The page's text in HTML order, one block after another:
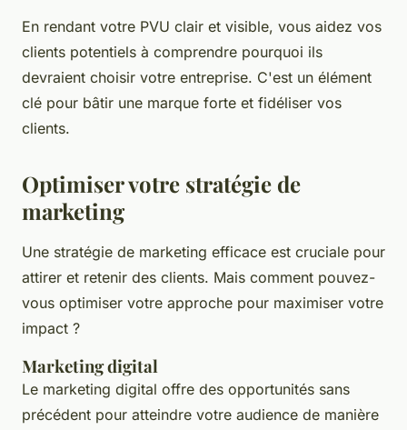
En rendant votre PVU clair et visible, vous aidez vos
clients potentiels à comprendre pourquoi ils
devraient choisir votre entreprise. C'est un élément
clé pour bâtir une marque forte et fidéliser vos
clients.
Optimiser votre stratégie de
marketing
Une stratégie de marketing efficace est cruciale pour
attirer et retenir des clients. Mais comment pouvez-
vous optimiser votre approche pour maximiser votre
impact ?
Marketing digital
Le marketing digital offre des opportunités sans
précédent pour atteindre votre audience de manière